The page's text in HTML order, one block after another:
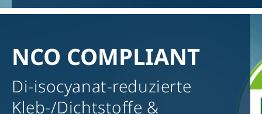
NCO COMPLIANT
Di-isocyanat-reduzierte
Kleb-/Dichtstoffe &